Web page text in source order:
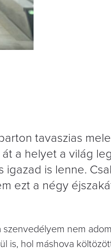
tavaszias
a helyet a világ
igazad is lenne.
ezt a négy
nem
is, hol máshova